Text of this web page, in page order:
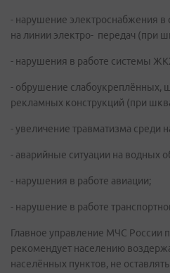
- нарушение электроснабжения в
на линии электро- передач (при
- нарушения в работе системы
- обрушение слабоукреплённых,
рекламных конструкций (при
- увеличение травматизма среди
- аварийные ситуации на водных
- нарушения в работе авиации;
- нарушение в работе
Главное управление МЧС России
рекомендует населению
населённых пунктов, не